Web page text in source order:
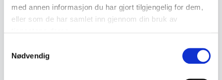
med annen informasjon du har gjort tilgjengelig for dem,
eller som de har samlet inn gjennom din bruk av
Nødvendig
• 3 messing lysestaker
• Dreid klassisk utførelse